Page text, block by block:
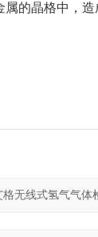
属的晶格中，造